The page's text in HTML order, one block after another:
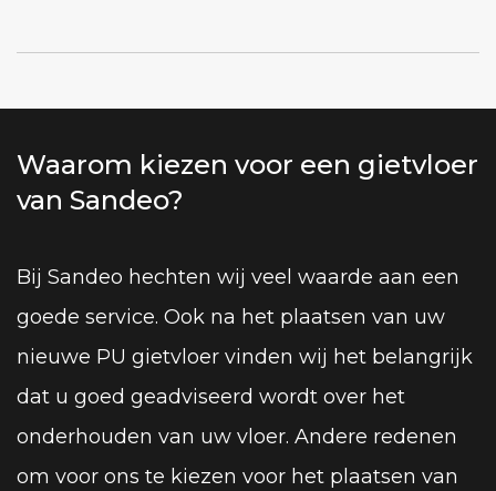
Waarom kiezen voor een gietvloer
van Sandeo?
Bij Sandeo hechten wij veel waarde aan een
goede service. Ook na het plaatsen van uw
nieuwe PU gietvloer vinden wij het belangrijk
dat u goed geadviseerd wordt over het
onderhouden van uw vloer. Andere redenen
om voor ons te kiezen voor het plaatsen van